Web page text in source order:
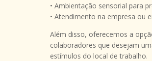
• Ambientação sensorial para
• Atendimento na empresa ou
Além disso, oferecemos a
colaboradores que desejam
estímulos do local de trabalho.